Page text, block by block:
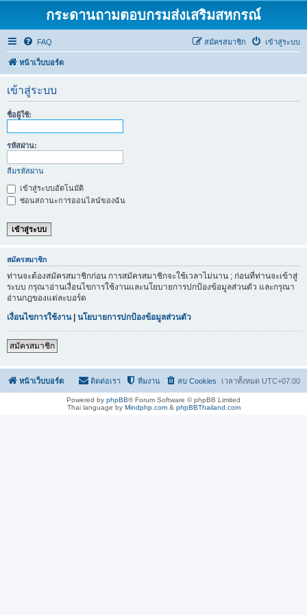
กระดานถามตอบกรมส่งเสริมสหกรณ์
FAQ เข้าสู่ระบบ
สมัครสมาชิก
หน้าเว็บบอร์ด
เข้าสู่ระบบ
ชื่อผู้ใช้:
รหัสผ่าน:
ลืมรหัสผ่าน
เข้าสู่ระบบอัตโนมัติ
ซ่อนสถานะการออนไลน์ของฉัน
สมัครสมาชิก
ท่านจะต้องสมัครสมาชิกก่อน การสมัครสมาชิกจะใช้เวลาไม่นาน ; ก่อนที่ท่านจะเข้าสู่
ระบบ กรุณาอ่านเงื่อนไขการใช้งานและนโยบายการปกป้องข้อมูลส่วนตัว และกรุณา
อ่านกฎของแต่ละบอร์ด
เงื่อนไขการใช้งาน| นโยบายการปกป้องข้อมูลส่วนตัว
สมัครสมาชิก
หน้าเว็บบอร์ด เวลาทั้งหมด UTC+07:00
ลบ Cookies
ทีมงาน
ติดต่อเรา
Powered by phpBB® Forum Software © phpBB Limited
Thai language by Mindphp.com& phpBBThailand.com